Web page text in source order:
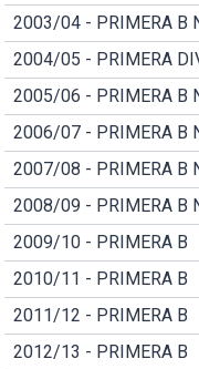
2003/04 - PRIMERA B
2004/05 - PRIMERA
2005/06 - PRIMERA B
2006/07 - PRIMERA B
2007/08 - PRIMERA B
2008/09 - PRIMERA B
2009/10 - PRIMERA B
2010/11 - PRIMERA B
2011/12 - PRIMERA B
2012/13 - PRIMERA B